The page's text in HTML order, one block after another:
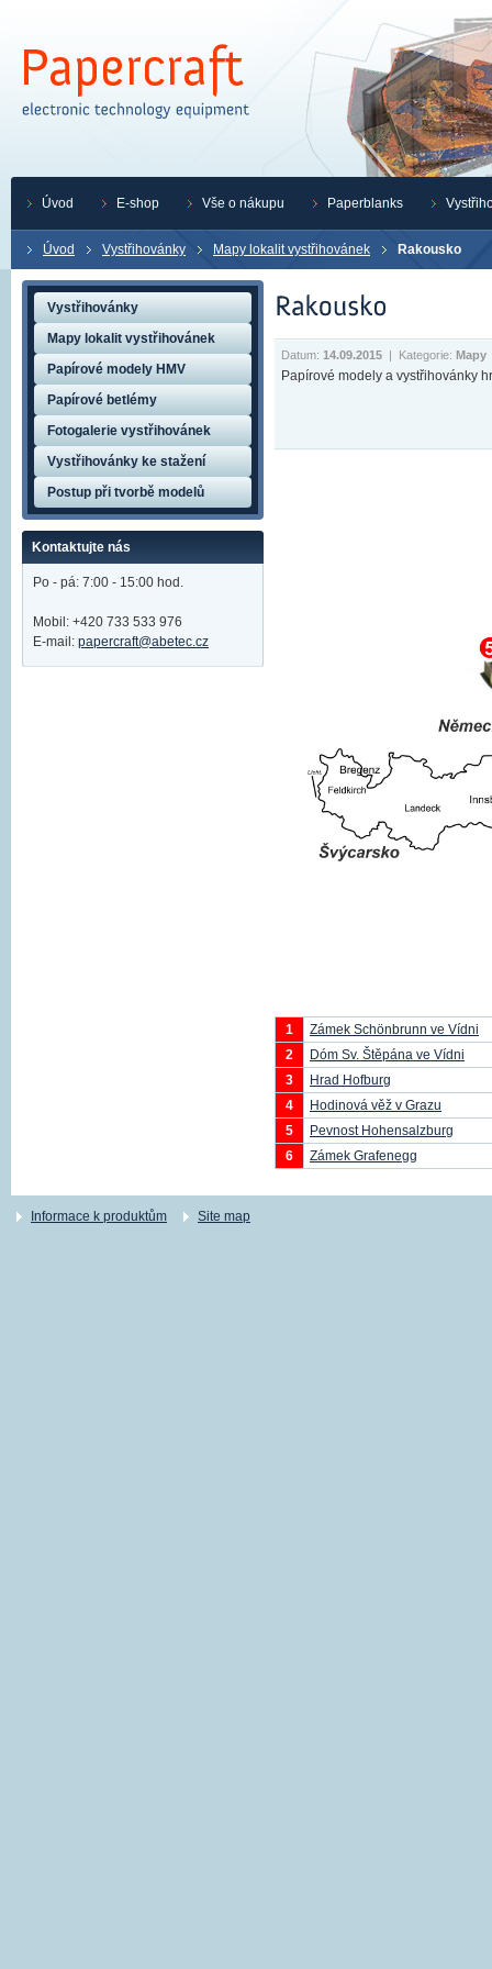
Úvod Vystřihovánky Mapy lokalit vystřihovánek Rakousko
Datum: 14.09.2015 | Kategorie: Mapy
Papírové modely a vystřihovánky
1
Zámek Schönbrunn ve Vídni
2
Dóm Sv. Štěpána ve Vídni
3
Hrad Hofburg
4
Hodinová věž v Grazu
5
Pevnost Hohensalzburg
6
Zámek Grafenegg
Vystřihovánky
Mapy lokalit vystřihovánek
Papírové modely HMV
Papírové betlémy
Fotogalerie vystřihovánek
Vystřihovánky ke stažení
Postup při tvorbě modelů
Kontaktujte nás
Po - pá: 7:00 - 15:00 hod.
Mobil: +420 733 533 976
E-mail: papercraft@abetec.cz
Informace k produktům Site map
Úvod E-shop Vše o nákupu Paperblanks